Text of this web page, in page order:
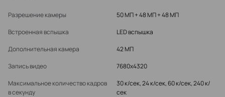
Разрешение камеры
50 МП + 48 МП + 48 МП
Встроенная вспышка
LED вспышка
Дополнительная камера
42 МП
Запись видео
7680x4320
Максимальное количество кадров
в секунду
30 к/сек, 24 к/сек, 60 к/сек, 240 к/
сек